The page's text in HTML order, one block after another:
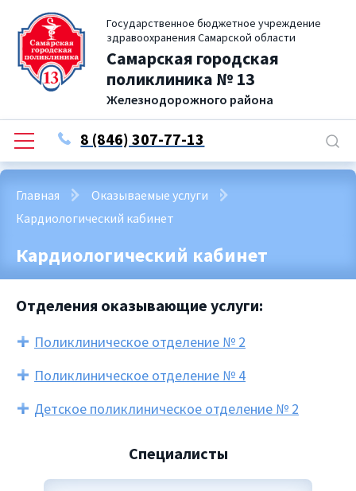
Государственное бюджетное учреждение
здравоохранения Самарской области
Самарская городская
поликлиника № 13
Железнодорожного района
8 (846) 307-77-13
Главная
Оказываемые услуги
Кардиологический кабинет
Кардиологический кабинет
Отделения оказывающие услуги:
Поликлиническое отделение № 2
Поликлиническое отделение № 4
Детское поликлиническое отделение № 2
Специалисты